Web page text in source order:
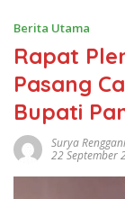
Berita Utama
Rapat
Pasang
Bupati
Surya
22 September